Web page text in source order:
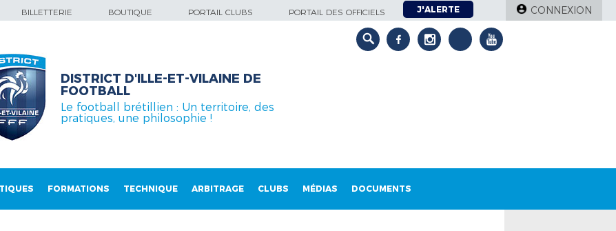
BILLETTERIE BOUTIQUE PORTAIL CLUBS PORTAIL DES OFFICIELS J'ALERTE CONNEXION
DISTRICT D'ILLE-ET-VILAINE DE
FOOTBALL
Le football brétillien : Un territoire, des
pratiques, une philosophie !
FORMATIONS TECHNIQUE ARBITRAGE CLUBS MÉDIAS DOCUMENTS